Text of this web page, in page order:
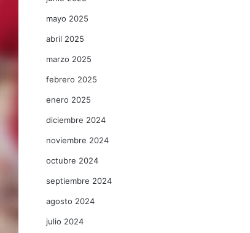
mayo 2025
abril 2025
marzo 2025
febrero 2025
enero 2025
diciembre 2024
noviembre 2024
octubre 2024
septiembre 2024
agosto 2024
julio 2024